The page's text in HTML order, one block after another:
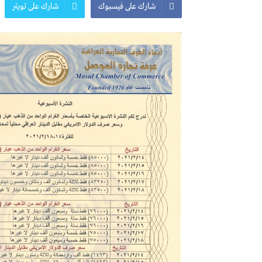
المعرض الدولي للاحذية
معرض
النشرة الاسبوعية
اعلان
النشرة الشهرية لاسعار المواد
شارك على فيسبوك شارك على تويتر